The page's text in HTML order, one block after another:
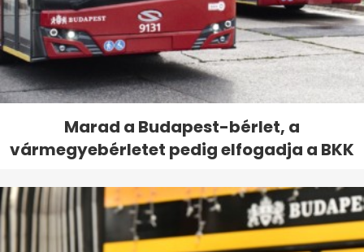
Marad a Budapest-bérlet, a
vármegyebérletet pedig elfogadja a BKK